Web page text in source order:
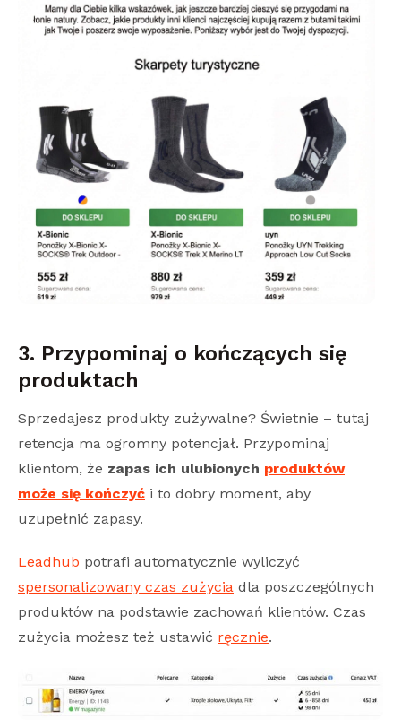
3. Przypominaj o kończących się
produktach
Sprzedajesz produkty zużywalne? Świetnie – tutaj
retencja ma ogromny potencjał. Przypominaj
klientom, że zapas ich ulubionych produktów
może się kończyć i to dobry moment, aby
uzupełnić zapasy.
Leadhub potrafi automatycznie wyliczyć
spersonalizowany czas zużycia dla poszczególnych
produktów na podstawie zachowań klientów. Czas
zużycia możesz też ustawić ręcznie.